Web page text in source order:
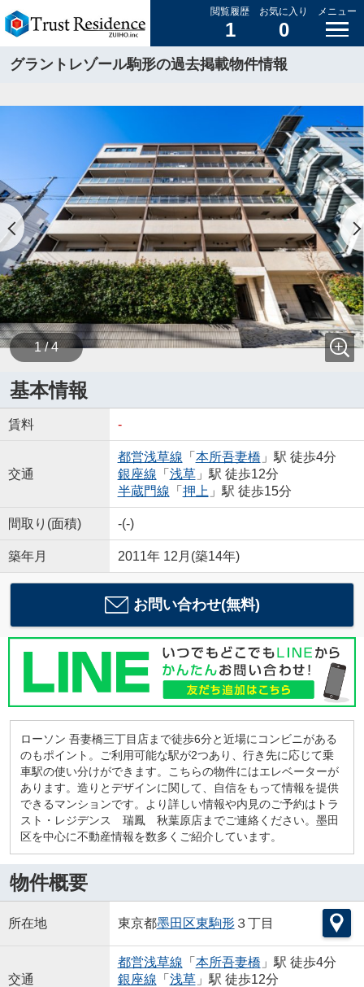
閲覧履歴
1
お気に入り
0
メニュー
グラントレゾール駒形の過去掲載物件情報
1 / 4
基本情報
賃料 -
交通
都営浅草線 「 本所吾妻橋 」駅 徒歩4分
銀座線 「 浅草」駅 徒歩12分
半蔵門線 「 押上 」駅 徒歩15分
間取り(面積) -(-)
築年月 2011年 12月(築14年)
お問い合わせ(無料)
ローソン 吾妻橋三丁目店まで徒歩6分と近場にコンビニがある
のもポイント。ご利用可能な駅が2つあり、行き先に応じて乗
車駅の使い分けができます。こちらの物件にはエレベーターが
あります。造りとデザインに関して、自信をもって情報を提供
できるマンションです。より詳しい情報や内見のご予約はトラ
スト・レジデンス 瑞鳳 秋葉原店までご連絡ください。墨田
区を中心に不動産情報を数多くご紹介しています。
物件概要
所在地 東京都墨田区東駒形３丁目
交通
都営浅草線 「 本所吾妻橋 」駅 徒歩4分
銀座線 「 浅草」駅 徒歩12分